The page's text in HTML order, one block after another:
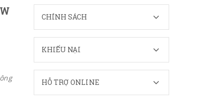
CHÍNH SÁCH
KHIẾU NẠI
HỖ TRỢ ONLINE